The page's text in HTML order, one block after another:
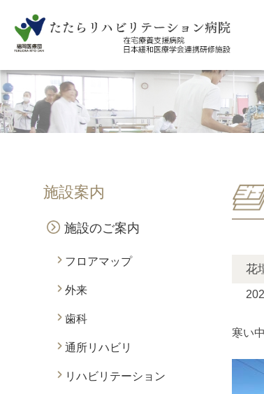
施設案内
施設のご案内
フロアマップ
外来
歯科
通所リハビリ
リハビリテーション
花
寒い